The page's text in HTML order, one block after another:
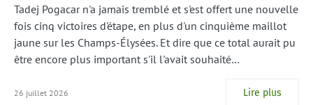
Tadej Pogacar n'a jamais tremblé et s'est offert une nouvelle
fois cinq victoires d'étape, en plus d'un cinquième maillot
jaune sur les Champs-Élysées. Et dire que ce total aurait pu
être encore plus important s'il l'avait souhaité…
26 juillet 2026 Lire plus